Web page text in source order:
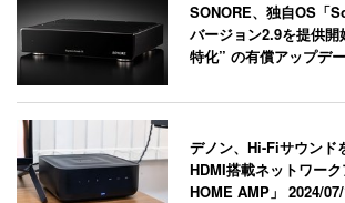
SONORE、独自OS「
バージョン2.9を提供
特化” の有償アップデ
デノン、Hi-Fiサウンド
HDMI搭載ネットワー
HOME AMP」2024/